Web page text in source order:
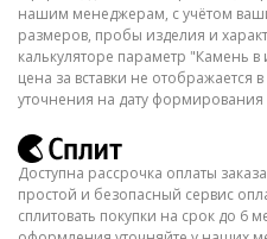
нашим менеджерам, с учётом
размеров, пробы изделия и
калькуляторе параметр "Камень
цена за вставки не отображается
уточнения на дату
Доступна рассрочка оплаты
простой и безопасный сервис
сплитовать покупки на срок до 6